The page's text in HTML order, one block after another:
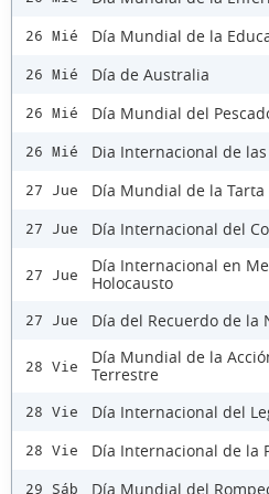
26 Mié Día Mundial de la
26 Mié Día de Australia
26 Mié Día Mundial del
26 Mié Dia Internacional de
27 Jue Día Mundial de la Tarta
27 Jue Día Internacional del
27 Jue
Día Internacional en
Holocausto
27 Jue Día del Recuerdo de la
28 Vie
Día Mundial de la
Terrestre
28 Vie Día Internacional del
28 Vie Día Internacional de la
29 Sáb Día Mundial del